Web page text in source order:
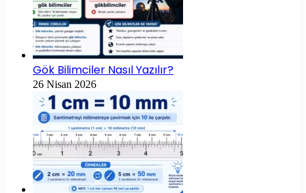
Gök Bilimciler Nasıl Yazılır?
26 Nisan 2026